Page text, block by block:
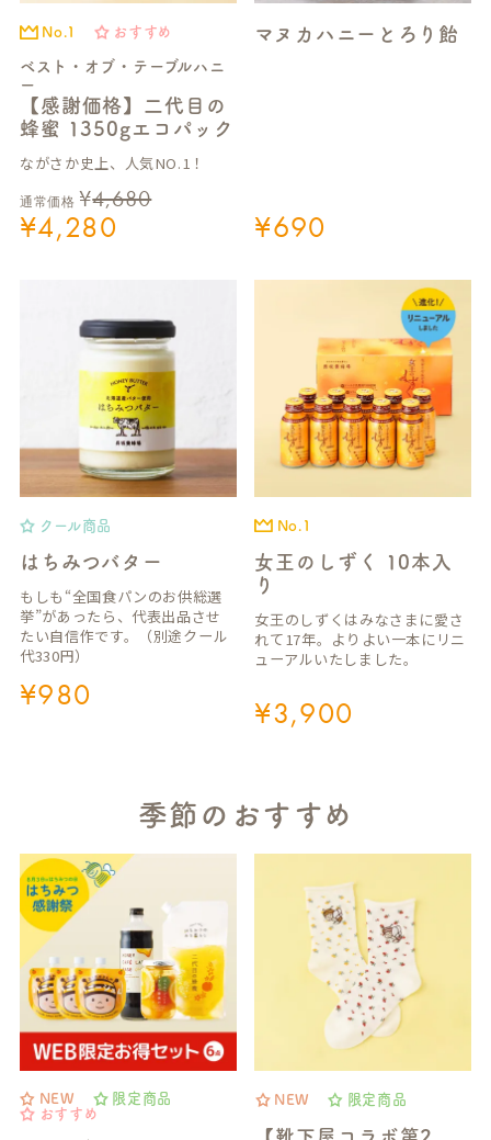
No.1 おすすめ
ベスト・オブ・テーブルハニ
ー
【感謝価格】二代目の
蜂蜜 1350gエコパック
ながさか史上、人気NO.1！
通常価格 ¥4,680
¥4,280
マヌカハニーとろり飴
¥690
クール商品
はちみつバター
もしも“全国食パンのお供総選
挙”があったら、代表出品させ
たい自信作です。（別途クール
代330円）
¥980
No.1
女王のしずく 10本入
り
女王のしずくはみなさまに愛さ
れて17年。よりよい一本にリニ
ューアルいたしました。
¥3,900
季節のおすすめ
NEW
限定商品
おすすめ
NEW 限定商品